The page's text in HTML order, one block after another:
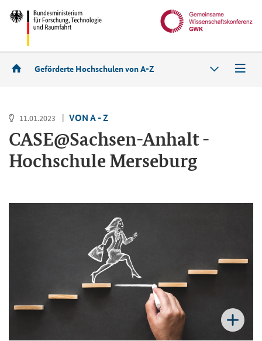
Geförderte Hochschulen von A-Z
11.01.2023 VON A - Z
CASE@Sachsen-​Anhalt -
Hoch­schu­le Mer­se­burg